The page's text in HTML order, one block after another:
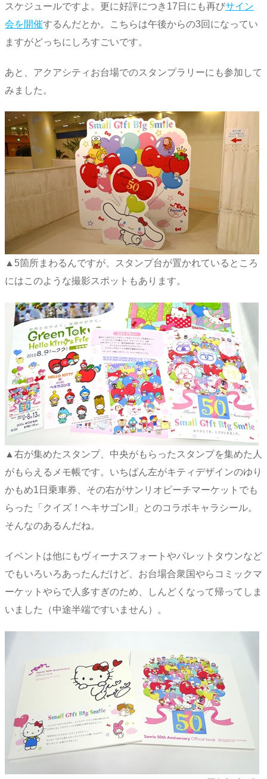
スケジュールですよ。更に好評につき17日にも再びサイン
会を開催するんだとか。こちらは午後からの3回になってい
ますがどっちにしろすごいです。
あと、アクアシティお台場でのスタンプラリーにも参加して
みました。
▲5箇所まわるんですが、スタンプ台が置かれているところ
にはこのような撮影スポットもあります。
▲右が集めたスタンプ、中央がもらったスタンプを集めた人
がもらえるメモ帳です。いちばん左がキティデザインのゆり
かもめ1日乗車券、その右がサンリオビーチマーケットでも
らった「クイズ！ヘキサゴンII」とのコラボキャラシール。
そんなのあるんだね。
イベントは他にもヴィーナスフォートやパレットタウンなど
でもいろいろあったんだけど、お台場合衆国やらコミックマ
ーケットやらで人多すぎのため、しんどくなって帰ってしま
いました（中途半端ですいません）。